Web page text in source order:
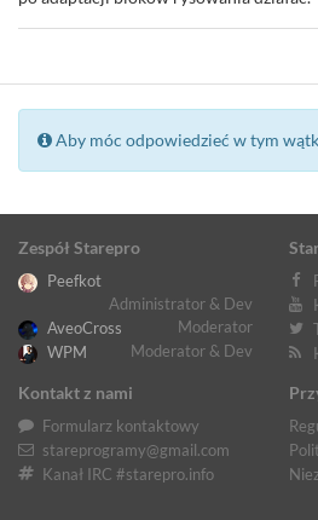
Aby móc odpowiedzieć w tym
Zespół Starepro
Peefkot
Administrator & Dev
AveoCross
Moderator
WPM
Moderator & Dev
Kontakt z nami
Formularz kontaktowy
stareprogramy@gmail.com
Kanał IRC #starepro.info